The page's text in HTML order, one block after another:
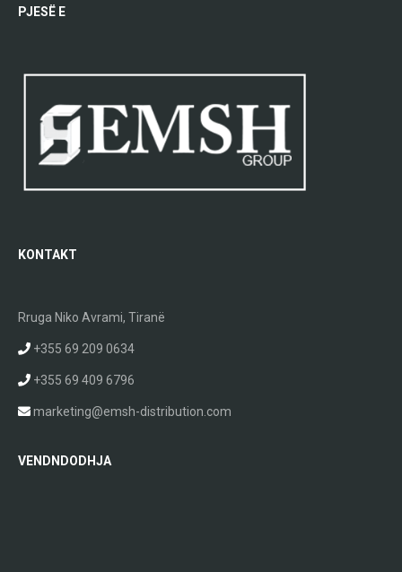
PJESË E
KONTAKT
Rruga Niko Avrami, Tiranë
+355 69 209 0634
+355 69 409 6796
marketing@emsh-distribution.com
VENDNDODHJA